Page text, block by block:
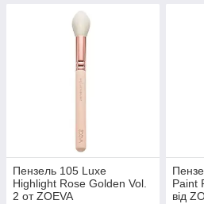
Пензель 105 Luxe
Highlight Rose Golden Vol.
2 от ZOEVA
Paint
від